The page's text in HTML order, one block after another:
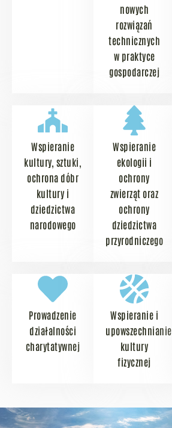
nowych
rozwiązań
technicznych
w praktyce
gospodarczej
Wspieranie
kultury, sztuki,
ochrona dóbr
kultury i
dziedzictwa
narodowego
Wspieranie
ekologii i
ochrony
zwierząt oraz
ochrony
dziedzictwa
przyrodniczego
Prowadzenie
działalności
charytatywnej
Wspieranie i
upowszechnianie
kultury
fizycznej